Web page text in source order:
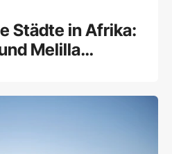
Städte in Afrika:
Melilla